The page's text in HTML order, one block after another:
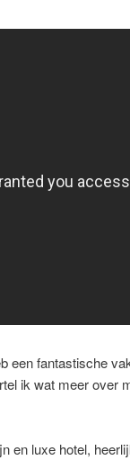
een fantastische
ik wat meer over
en luxe hotel,